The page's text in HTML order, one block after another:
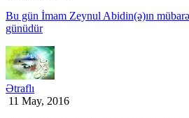
Bu gün İmam Zeynul Abidin(ə)ın
günüdür
Ətraflı
11 May, 2016